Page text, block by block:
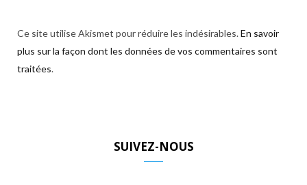
Ce site utilise Akismet pour réduire les indésirables.En savoir
plus sur la façon dont les données de vos commentaires sont
traitées.
SUIVEZ-NOUS